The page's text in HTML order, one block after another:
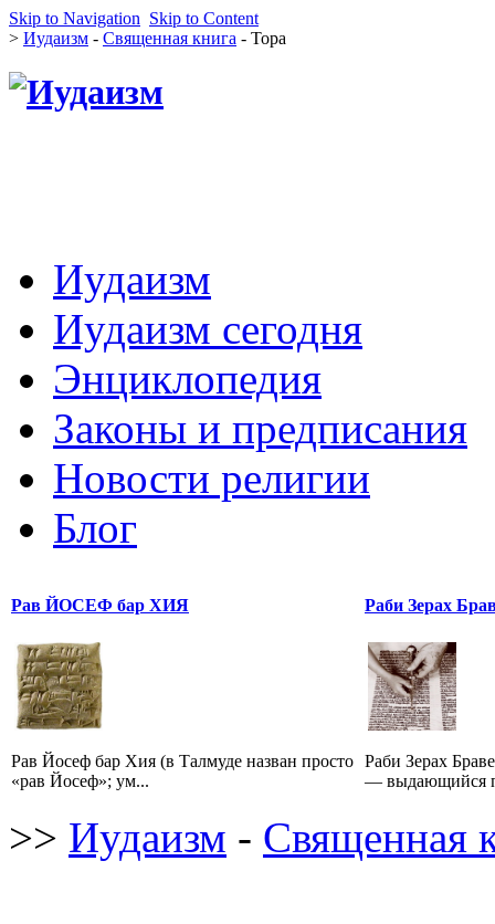
Skip to Navigation Skip to Content
> Иудаизм - Священная книга - Тора
Иудаизм
Иудаизм сегодня
Энциклопедия
Законы и предписания
Новости религии
Блог
Рав ЙОСЕФ бар ХИЯ
Рав Йосеф бар Хия (в Талмуде назван просто
«рав Йосеф»; ум...
Раби Зерах
Раби Зерах
— выдающийся
>> Иудаизм - Священная